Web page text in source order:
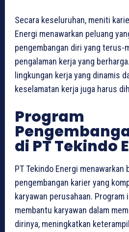
Secara keseluruhan, meniti
Energi menawarkan peluang
pengembangan diri yang terus-
pengalaman kerja yang
lingkungan kerja yang dinamis
keselamatan kerja juga harus
Program
di PT Tekindo
PT Tekindo Energi menawarkan
pengembangan karier yang
karyawan perusahaan.
membantu karyawan dalam
dirinya, meningkatkan